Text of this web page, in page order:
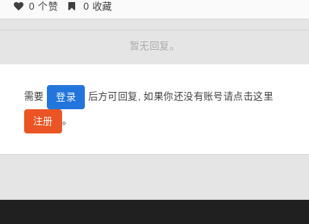
0 个赞 0 收藏
暂无回复。
需要 登录 后方可回复, 如果你还没有账号请点击这里
注册 。